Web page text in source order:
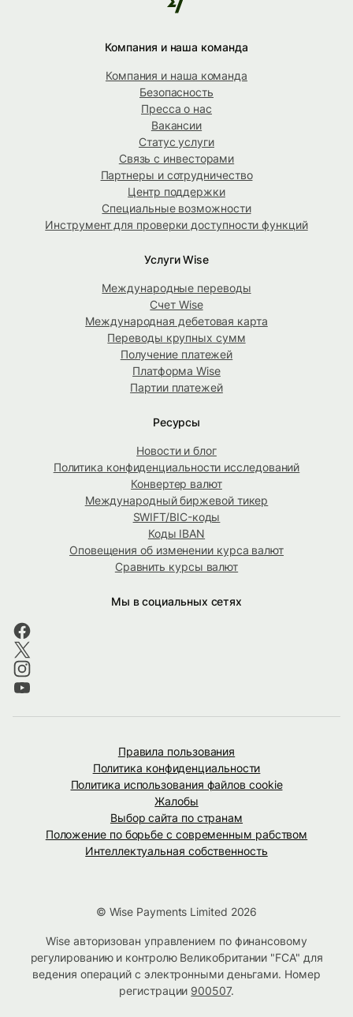
Компания и наша команда
Компания и наша команда
Безопасность
Пресса о нас
Вакансии
Статус услуги
Связь с инвесторами
Партнеры и сотрудничество
Центр поддержки
Специальные возможности
Инструмент для проверки доступности функций
Услуги Wise
Международные переводы
Счет Wise
Международная дебетовая карта
Переводы крупных сумм
Получение платежей
Платформа Wise
Партии платежей
Ресурсы
Новости и блог
Политика конфиденциальности исследований
Конвертер валют
Международный биржевой тикер
SWIFT/BIC-коды
Коды IBAN
Оповещения об изменении курса валют
Сравнить курсы валют
Мы в социальных сетях
Правила пользования
Политика конфиденциальности
Политика использования файлов cookie
Жалобы
Выбор сайта по странам
Положение по борьбе с современным рабством
Интеллектуальная собственность
© Wise Payments Limited 2026
Wise авторизован управлением по финансовому
регулированию и контролю Великобритании "FCA" для
ведения операций с электронными деньгами. Номер
регистрации 900507.